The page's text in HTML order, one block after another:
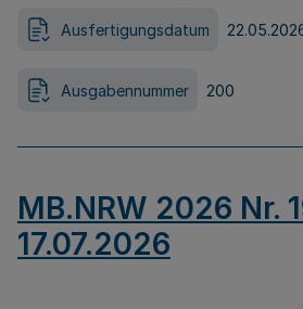
Ausfertigungsdatum
Ausgabennummer 200
MB.NRW 2026 Nr.
17.07.2026